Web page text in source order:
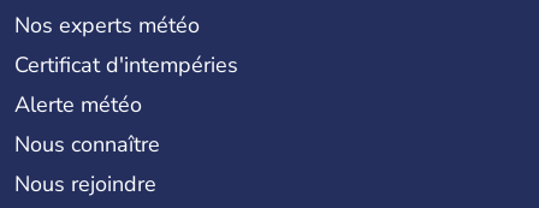
Nos experts météo
Certificat d'intempéries
Alerte météo
Nous connaître
Nous rejoindre